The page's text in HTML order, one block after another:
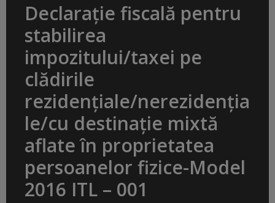
Declaraţie fiscală pentru
stabilirea
impozitului/taxei pe
clădirile
rezidenţiale/nerezidenţia
le/cu destinaţie mixtă
aflate în proprietatea
persoanelor fizice-Model
2016 ITL – 001